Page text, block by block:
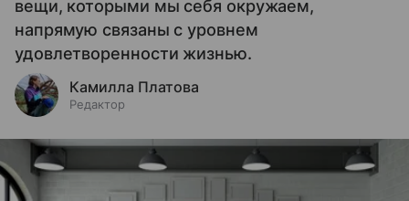
вещи, которыми мы себя окружаем,
напрямую связаны с уровнем
удовлетворенности жизнью.
Камилла Платова
Редактор